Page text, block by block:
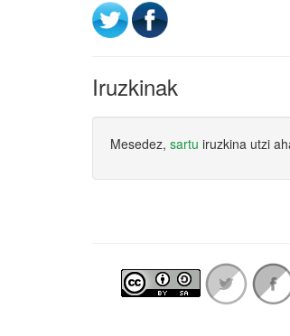
Iruzkinak
Mesedez, sartu iruzkina utzi